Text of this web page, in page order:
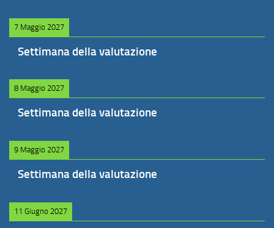
7 Maggio 2027
Settimana della valutazione
8 Maggio 2027
Settimana della valutazione
9 Maggio 2027
Settimana della valutazione
11 Giugno 2027